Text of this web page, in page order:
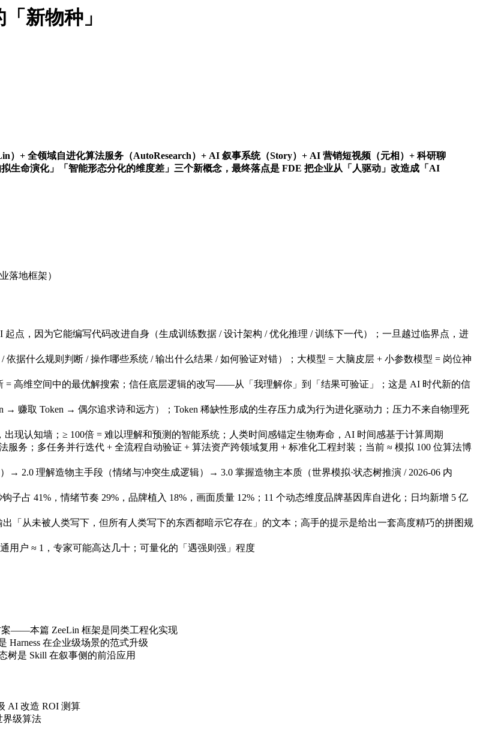
新物种」
+ 全领域自进化算法服务（AutoResearch）+ AI 叙事系统（Story）+ AI 营销短视频（元相）+ 科研聊
生命演化」「智能形态分化的维度差」三个新概念，最终落点是 FDE 把企业从「人驱动」改造成「AI
落地框架）
起点，因为它能编写代码改进自身（生成训练数据 / 设计架构 / 优化推理 / 训练下一代）；一旦越过临界点，进
依据什么规则判断 / 操作哪些系统 / 输出什么结果 / 如何验证对错）；大模型 = 大脑皮层 + 小参数模型 = 岗位神
= 高维空间中的最优解搜索；信任底层逻辑的改写——从「我理解你」到「结果可验证」；这是 AI 时代新的信
→ 赚取 Token → 偶尔追求诗和远方）；Token 稀缺性形成的生存压力成为行为进化驱动力；压力不来自物理死
出现认知墙；≥ 100倍 = 难以理解和预测的智能系统；人类时间感锚定生物寿命，AI 时间感基于计算周期
服务；多任务并行迭代 + 全流程自动验证 + 算法资产跨领域复用 + 标准化工程封装；当前 ≈ 模拟 100 位算法博
→ 2.0 理解造物主手段（情绪与冲突生成逻辑）→ 3.0 掌握造物主本质（世界模拟·状态树推演 / 2026-06 内
子占 41%，情绪节奏 29%，品牌植入 18%，画面质量 12%；11 个动态维度品牌基因库自进化；日均新增 5 亿
「从未被人类写下，但所有人类写下的东西都暗示它存在」的文本；高手的提示是给出一套高度精巧的拼图规
用户 ≈ 1，专家可能高达几十；可量化的「遇强则强」程度
案——本篇 ZeeLin 框架是同类工程化实现
Harness 在企业级场景的范式升级
树是 Skill 在叙事侧的前沿应用
AI 改造 ROI 测算
界级算法